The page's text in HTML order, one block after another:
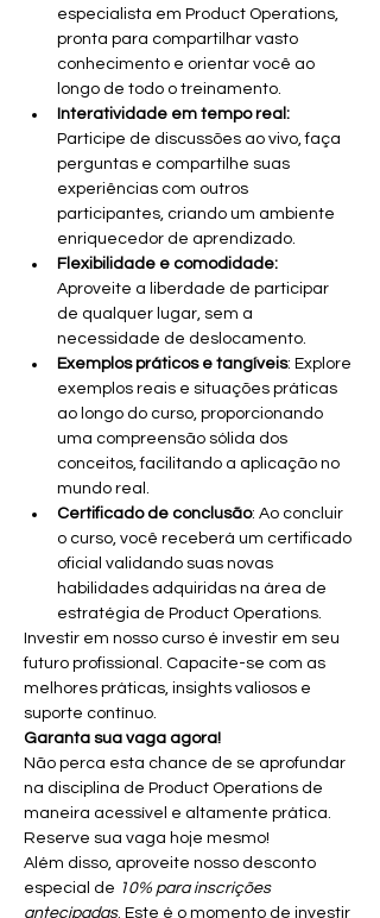
especialista em Product Operations,
pronta para compartilhar vasto
conhecimento e orientar você ao
longo de todo o treinamento.
Interatividade em tempo real:
Participe de discussões ao vivo, faça
perguntas e compartilhe suas
experiências com outros
participantes, criando um ambiente
enriquecedor de aprendizado.
Flexibilidade e comodidade:
Aproveite a liberdade de participar
de qualquer lugar, sem a
necessidade de deslocamento.
Exemplos práticos e tangíveis: Explore
exemplos reais e situações práticas
ao longo do curso, proporcionando
uma compreensão sólida dos
conceitos, facilitando a aplicação no
mundo real.
Certificado de conclusão: Ao concluir
o curso, você receberá um certificado
oficial validando suas novas
habilidades adquiridas na área de
estratégia de Product Operations.
Investir em nosso curso é investir em seu
futuro profissional. Capacite-se com as
melhores práticas, insights valiosos e
suporte contínuo.
Garanta sua vaga agora!
Não perca esta chance de se aprofundar
na disciplina de Product Operations de
maneira acessível e altamente prática.
Reserve sua vaga hoje mesmo!
Além disso, aproveite nosso desconto
especial de 10% para inscrições
antecipadas. Este é o momento de investir